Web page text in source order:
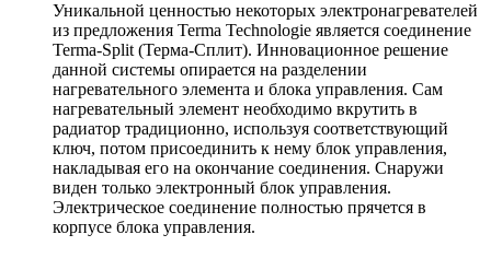
Уникальной ценностью некоторых электронагревателей
из предложения Terma Technologie является соединение
Terma-Split (Терма-Сплит). Инновационное решение
данной системы опирается на разделении
нагревательного элемента и блока управления. Сам
нагревательный элемент необходимо вкрутить в
радиатор традиционно, используя соответствующий
ключ, потом присоединить к нему блок управления,
накладывая его на окончание соединения. Снаружи
виден только электронный блок управления.
Электрическое соединение полностью прячется в
корпусе блока управления.